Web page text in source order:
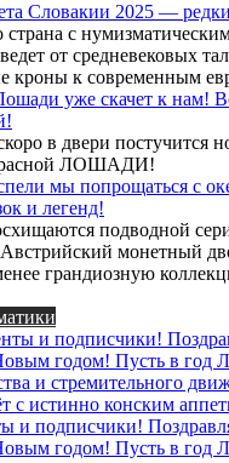
Словакии 2025 —
с
от средневековых
кроны к современным
уже скачет к нам!
в двери постучится
ЛОШАДИ!
мы попрощаться с
и легенд!
подводной
монетный
грандиозную
и подписчики!
годом! Пусть в год